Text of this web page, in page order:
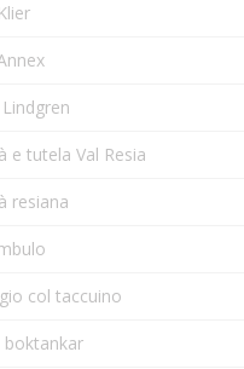
e tutela Val Resia
resiana
col taccuino
boktankar